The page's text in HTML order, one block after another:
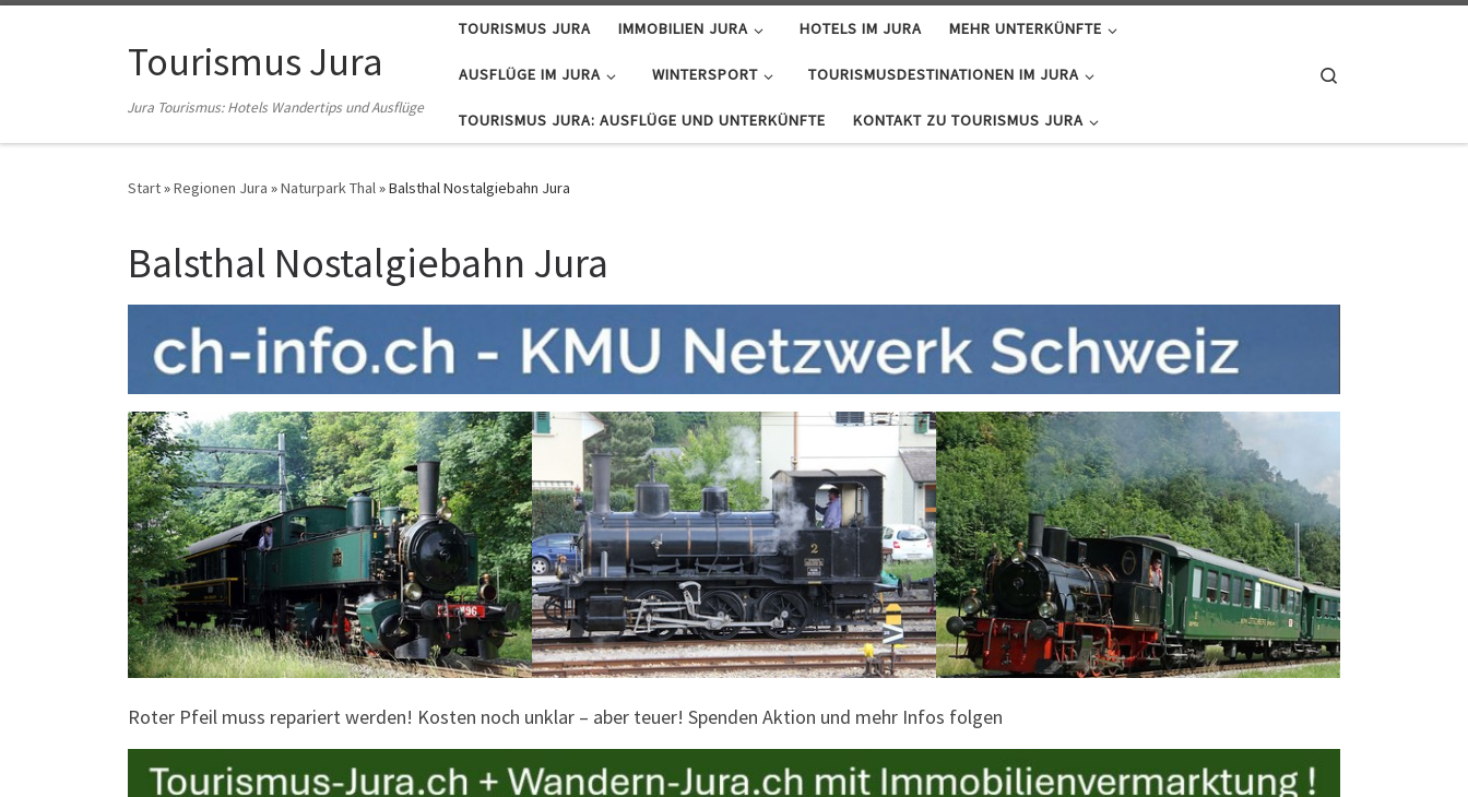
Tourismus Jura
Jura Tourismus: Hotels Wandertips und Ausflüge
TOURISMUS JURA IMMOBILIEN JURA HOTELS IM JURA MEHR UNTERKÜNFTE
AUSFLÜGE IM JURA WINTERSPORT TOURISMUSDESTINATIONEN IM JURA
TOURISMUS JURA: AUSFLÜGE UND UNTERKÜNFTE KONTAKT ZU TOURISMUS JURA
Start»Regionen Jura »Naturpark Thal »Balsthal Nostalgiebahn Jura
Balsthal Nostalgiebahn Jura
Roter Pfeil muss repariert werden! Kosten noch unklar – aber teuer! Spenden Aktion und mehr Infos folgen